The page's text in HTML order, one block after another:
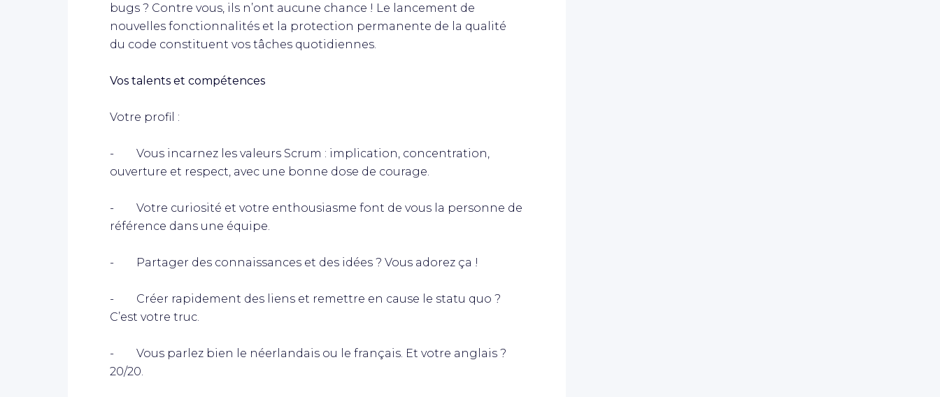
bugs ? Contre vous, ils n’ont aucune chance ! Le lancement de
nouvelles fonctionnalités et la protection permanente de la qualité
du code constituent vos tâches quotidiennes.
Vos talents et compétences
Votre profil :
- Vous incarnez les valeurs Scrum : implication, concentration,
ouverture et respect, avec une bonne dose de courage.
- Votre curiosité et votre enthousiasme font de vous la personne de
référence dans une équipe.
- Partager des connaissances et des idées ? Vous adorez ça !
- Créer rapidement des liens et remettre en cause le statu quo ?
C’est votre truc.
- Vous parlez bien le néerlandais ou le français. Et votre anglais ?
20/20.